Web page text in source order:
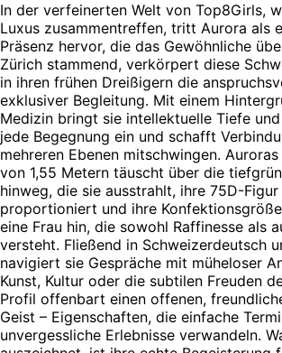
In der verfeinerten Welt von Top8Girls,
Luxus zusammentreffen, tritt Aurora als
Präsenz hervor, die das Gewöhnliche
Zürich stammend, verkörpert diese
in ihren frühen Dreißigern die
exklusiver Begleitung. Mit einem
Medizin bringt sie intellektuelle Tiefe
jede Begegnung ein und schafft
mehreren Ebenen mitschwingen.
von 1,55 Metern täuscht über die
hinweg, die sie ausstrahlt, ihre 75D-
proportioniert und ihre
eine Frau hin, die sowohl Raffinesse als
versteht. Fließend in Schweizerdeutsch
navigiert sie Gespräche mit müheloser
Kunst, Kultur oder die subtilen Freuden
Profil offenbart einen offenen,
Geist – Eigenschaften, die einfache
unvergessliche Erlebnisse verwandeln.